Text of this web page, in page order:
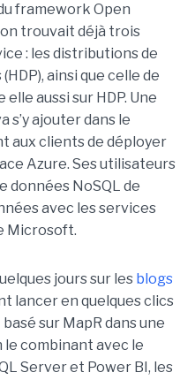
framework Open
trouvait déjà trois
: les distributions de
ainsi que celle de
elle aussi sur HDP. Une
s’y ajouter dans le
aux clients de déployer
Azure. Ses utilisateurs
données NoSQL de
avec les services
Microsoft.
jours sur les blogs
lancer en quelques clics
sur MapR dans une
le combinant avec le
Server et Power BI, les